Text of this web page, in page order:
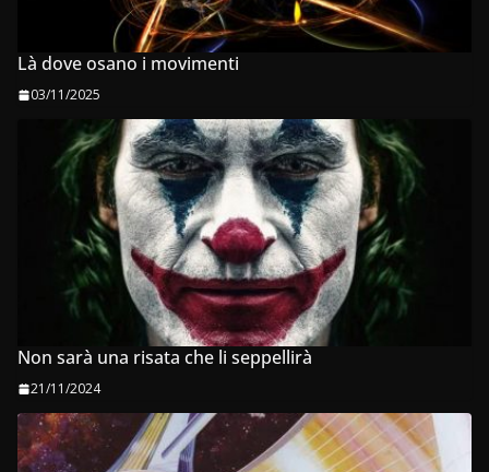
Là dove osano i movimenti
03/11/2025
Non sarà una risata che li seppellirà
21/11/2024